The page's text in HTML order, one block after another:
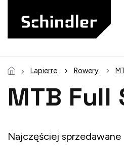
Lapierre Rowery
MTB Full
Najczęściej sprzedawane